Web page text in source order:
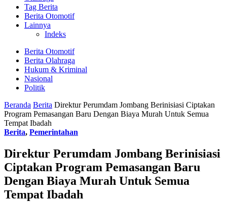
Tag Berita
Berita Otomotif
Lainnya
Indeks
Berita Otomotif
Berita Olahraga
Hukum & Kriminal
Nasional
Politik
Beranda Berita Direktur Perumdam Jombang Berinisiasi Ciptakan
Program Pemasangan Baru Dengan Biaya Murah Untuk Semua
Tempat Ibadah
Berita, Pemerintahan
Direktur Perumdam Jombang Berinisiasi
Ciptakan Program Pemasangan Baru
Dengan Biaya Murah Untuk Semua
Tempat Ibadah